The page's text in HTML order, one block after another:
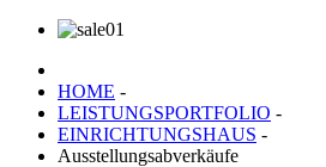
HOME -
LEISTUNGSPORTFOLIO -
EINRICHTUNGSHAUS -
Ausstellungsabverkäufe